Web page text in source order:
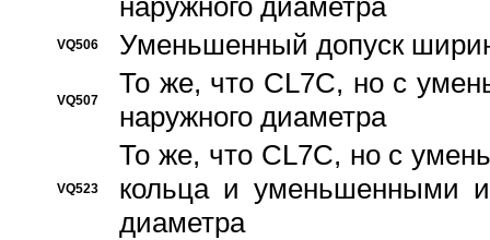
наружного диаметра
VQ506 Уменьшенный допуск
VQ507
То же, что CL7C, но с
наружного диаметра
VQ523
То же, что CL7C, но с
кольца и уменьшенными
диаметра